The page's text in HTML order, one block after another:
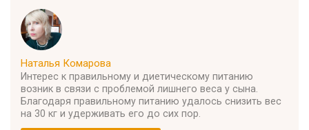
Наталья Комарова
Интерес к правильному и диетическому питанию
возник в связи с проблемой лишнего веса у сына.
Благодаря правильному питанию удалось снизить вес
на 30 кг и удерживать его до сих пор.